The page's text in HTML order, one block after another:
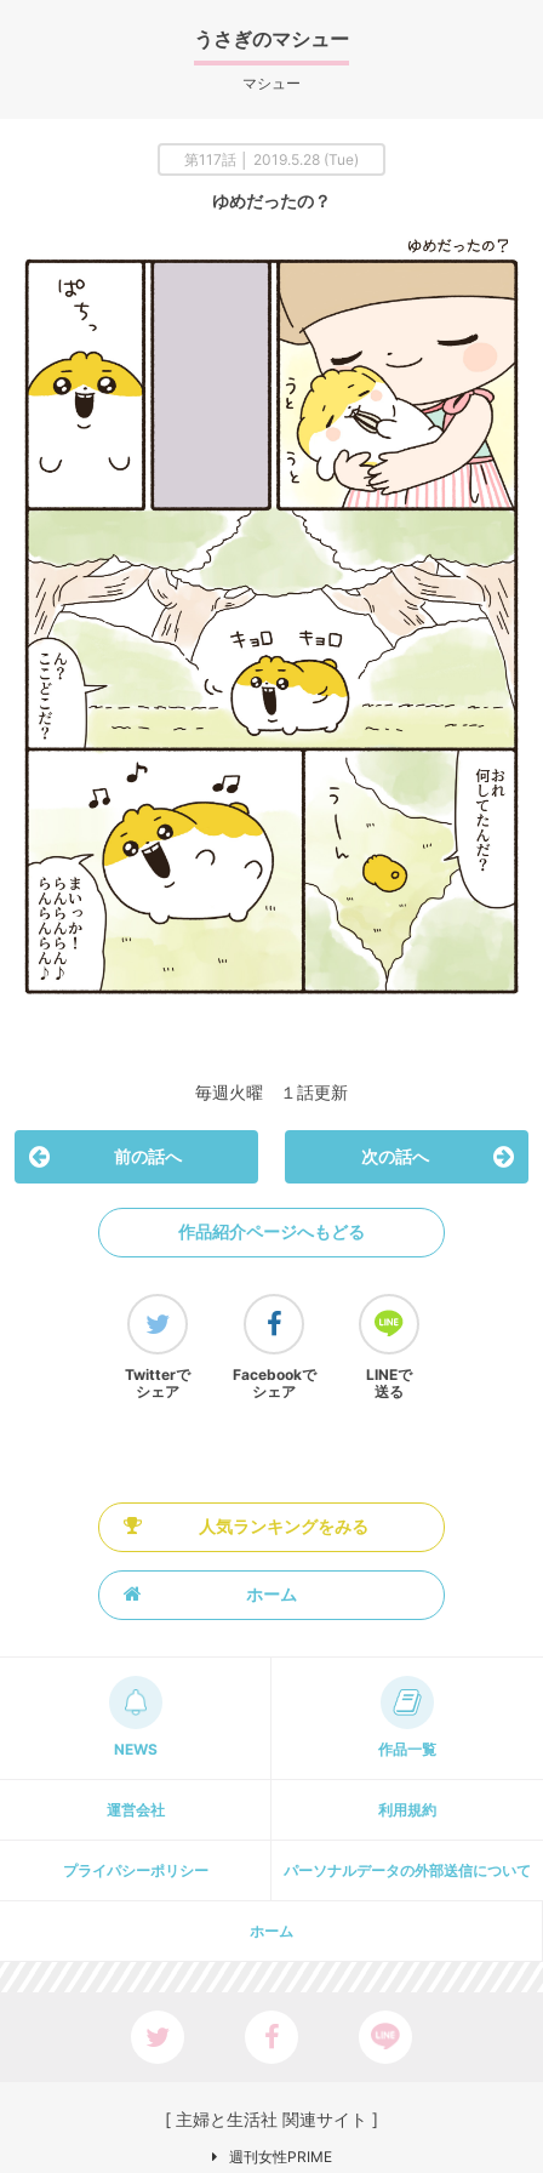
うさぎのマシュー
マシュー
第117話 │ 2019.5.28 (Tue)
ゆめだったの？
毎週火曜 １話更新
前の話へ 次の話へ
作品紹介ページへもどる
Twitterで
シェア
Facebookで
シェア
LINEで
送る
人気ランキングをみる
ホーム
NEWS 作品一覧
運営会社 利用規約
プライパシーポリシー パーソナルデータの外部送信について
ホーム
[ 主婦と生活社 関連サイト ]
週刊女性PRIME